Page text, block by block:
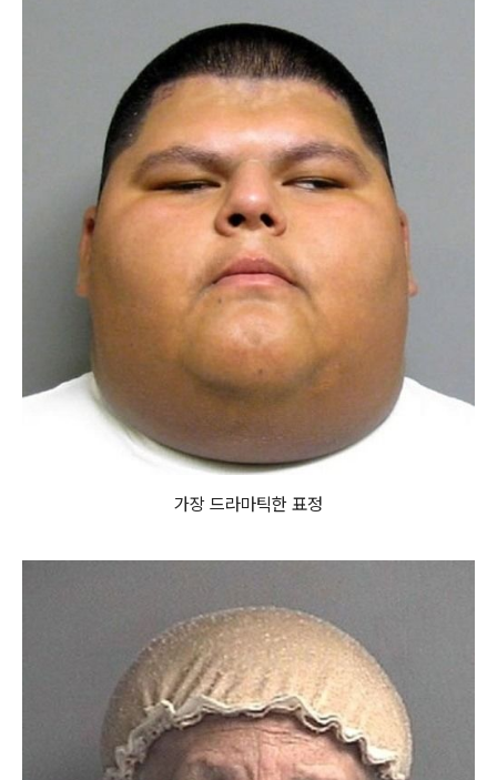
가장 드라마틱한 표정